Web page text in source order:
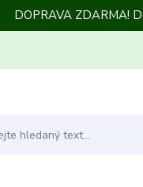
DOPRAVA ZDARMA!